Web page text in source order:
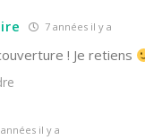
7 années il y a
! Je retiens
années il y a